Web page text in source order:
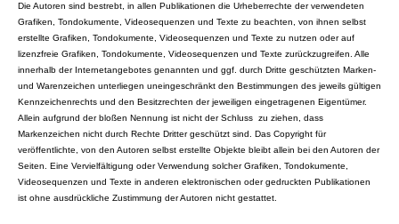
Die Autoren sind bestrebt, in allen Publikationen die Urheberrechte der verwendeten
Grafiken, Tondokumente, Videosequenzen und Texte zu beachten, von ihnen selbst
erstellte Grafiken, Tondokumente, Videosequenzen und Texte zu nutzen oder auf
lizenzfreie Grafiken, Tondokumente, Videosequenzen und Texte zurückzugreifen. Alle
innerhalb der Internetangebotes genannten und ggf. durch Dritte geschützten Marken-
und Warenzeichen unterliegen uneingeschränkt den Bestimmungen des jeweils gültigen
Kennzeichenrechts und den Besitzrechten der jeweiligen eingetragenen Eigentümer.
Allein aufgrund der bloßen Nennung ist nicht der Schluss zu ziehen, dass
Markenzeichen nicht durch Rechte Dritter geschützt sind. Das Copyright für
veröffentlichte, von den Autoren selbst erstellte Objekte bleibt allein bei den Autoren der
Seiten. Eine Vervielfältigung oder Verwendung solcher Grafiken, Tondokumente,
Videosequenzen und Texte in anderen elektronischen oder gedruckten Publikationen
ist ohne ausdrückliche Zustimmung der Autoren nicht gestattet.